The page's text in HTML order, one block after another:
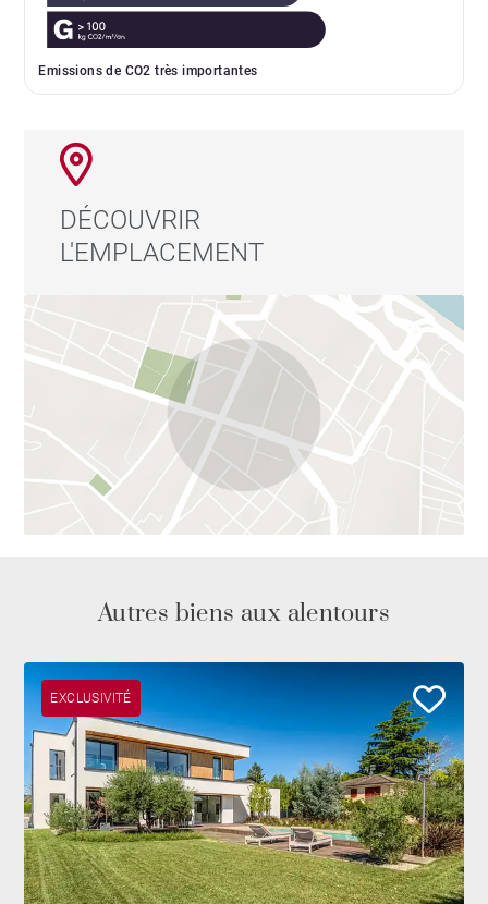
Emissions de CO2 très importantes
DÉCOUVRIR
L'EMPLACEMENT
Autres biens aux alentours
EXCLUSIVITÉ